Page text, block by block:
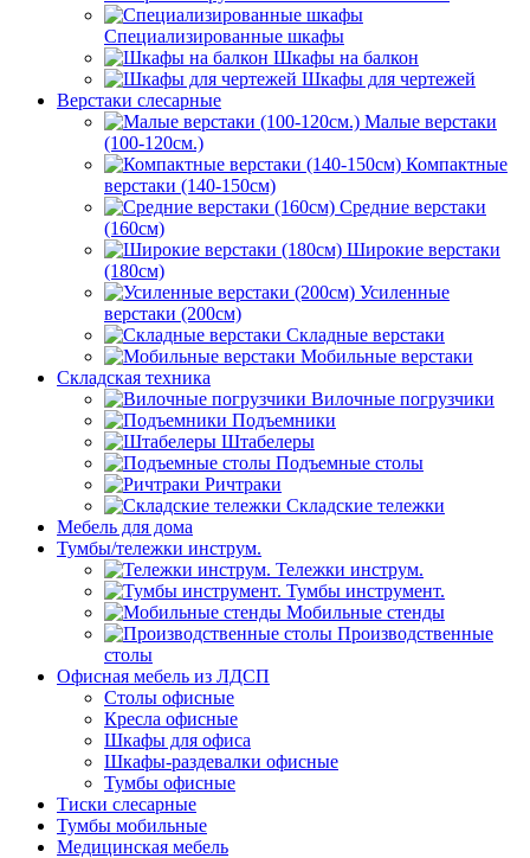
Специализированные шкафы
Шкафы на балкон
Шкафы для чертежей
Верстаки слесарные
Малые верстаки
(100-120см.)
Компактные
верстаки (140-150см)
Средние верстаки
(160см)
Широкие верстаки
(180см)
Усиленные
верстаки (200см)
Складные верстаки
Мобильные верстаки
Складская техника
Вилочные погрузчики
Подъемники
Штабелеры
Подъемные столы
Ричтраки
Складские тележки
Мебель для дома
Тумбы/тележки инструм.
Тележки инструм.
Тумбы инструмент.
Мобильные стенды
Производственные
столы
Офисная мебель из ЛДСП
Столы офисные
Кресла офисные
Шкафы для офиса
Шкафы-раздевалки офисные
Тумбы офисные
Тиски слесарные
Тумбы мобильные
Медицинская мебель